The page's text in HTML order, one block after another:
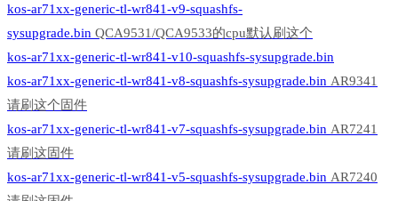
kos-ar71xx-generic-tl-wr841-v9-squashfs-
sysupgrade.bin QCA9531/QCA9533的cpu默认刷这个
kos-ar71xx-generic-tl-wr841-v10-squashfs-sysupgrade.bin
kos-ar71xx-generic-tl-wr841-v8-squashfs-sysupgrade.bin AR9341
请刷这个固件
kos-ar71xx-generic-tl-wr841-v7-squashfs-sysupgrade.bin AR7241
请刷这固件
kos-ar71xx-generic-tl-wr841-v5-squashfs-sysupgrade.bin AR7240